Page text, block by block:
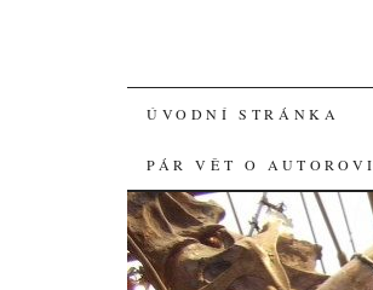
SKIP
TO
CONTENT
ÚVODNÍ STRÁNKA
PÁR VĚT O AUTOROVI